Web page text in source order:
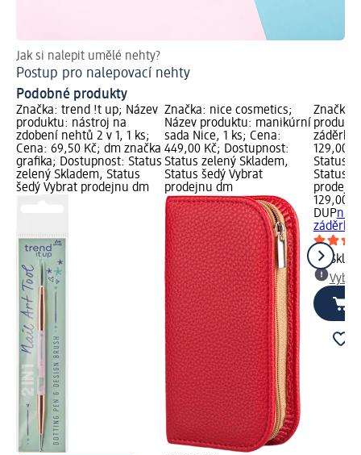
Jak si nalepit umělé nehty?
Postup pro nalepovací nehty
Podobné produkty
Značka: trend !t up; Název
produktu: nástroj na
zdobení nehtů 2 v 1, 1 ks;
Cena: 69,50 Kč; dm značka
grafika; Dostupnost: Status
zelený Skladem, Status
šedý Vybrat prodejnu dm
Značka: nice cosmetics;
Název produktu: manikúrní
sada Nice, 1 ks; Cena:
449,00 Kč; Dostupnost:
Status zelený Skladem,
Status šedý Vybrat
prodejnu dm
Značka:
129,00
Status
Status
129,00
DUP